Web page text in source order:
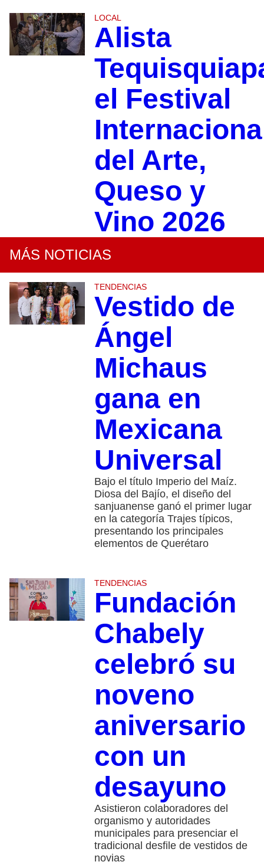
LOCAL
Alista
el Festival
del Arte,
Queso y
Vino 2026
MÁS NOTICIAS
TENDENCIAS
Vestido de
Ángel
Michaus
gana en
Mexicana
Universal
Bajo el título Imperio del Maíz.
Diosa del Bajío, el diseño del
sanjuanense ganó el primer lugar
en la categoría Trajes típicos,
presentando los principales
elementos de Querétaro
TENDENCIAS
Fundación
Chabely
celebró su
noveno
aniversario
con un
desayuno
Asistieron colaboradores del
organismo y autoridades
municipales para presenciar el
tradicional desfile de vestidos de
novias